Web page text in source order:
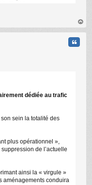
au
dédiée au trafic
sein la totalité des
plus opérationnel »,
de l’actuelle
ainsi la « virgule »
aménagements conduira